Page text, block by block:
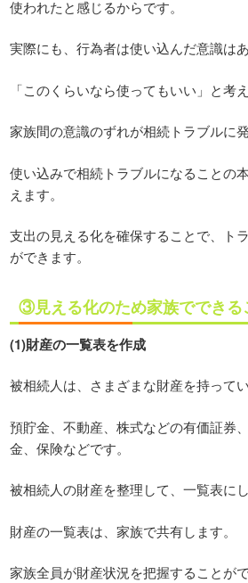
使われたと感じるからです。
実際にも、行為者は使い込んだ意識はあ
「このくらいなら使ってもいい」と考
家族間の意識のずれが相続トラブルに発
使い込みで相続トラブルになることの
えます。
支出の見える化を確保することで、ト
ができます。
③見える化のため家族でできる
(1)財産の一覧表を作成
被相続人は、さまざまな財産を持ってい
預貯金、不動産、株式などの有価証券
金、保険などです。
被相続人の財産を整理して、一覧表にし
財産の一覧表は、家族で共有します。
家族全員が財産状況を把握することがで